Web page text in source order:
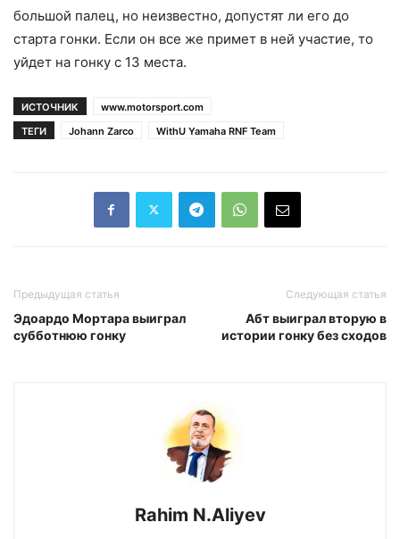
большой палец, но неизвестно, допустят ли его до
старта гонки. Если он все же примет в ней участие, то
уйдет на гонку с 13 места.
ИСТОЧНИК
www.motorsport.com
ТЕГИ
Johann Zarco WithU Yamaha RNF Team
Предыдущая статья
Эдоардо Мортара выиграл
субботнюю гонку
Следующая статья
Абт выиграл вторую в
истории гонку без сходов
Rahim N.Aliyev